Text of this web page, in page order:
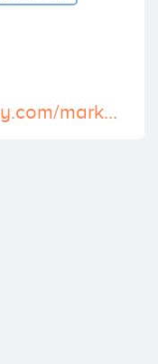
https://www.bookmyessay.com/marketing-assignment/